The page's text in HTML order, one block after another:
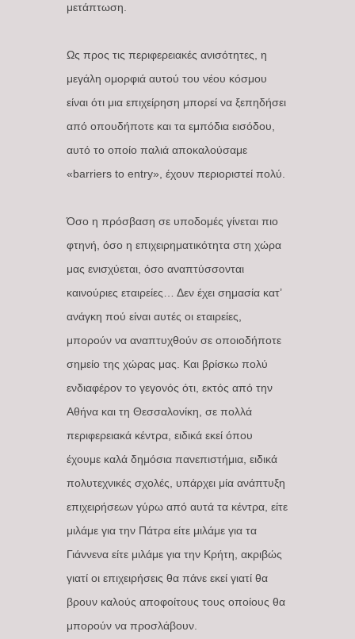
μετάπτωση.
Ως προς τις περιφερειακές ανισότητες, η
μεγάλη ομορφιά αυτού του νέου κόσμου
είναι ότι μια επιχείρηση μπορεί να ξεπηδήσει
από οπουδήποτε και τα εμπόδια εισόδου,
αυτό το οποίο παλιά αποκαλούσαμε
«barriers to entry», έχουν περιοριστεί πολύ.
Όσο η πρόσβαση σε υποδομές γίνεται πιο
φτηνή, όσο η επιχειρηματικότητα στη χώρα
μας ενισχύεται, όσο αναπτύσσονται
καινούριες εταιρείες… Δεν έχει σημασία κατ’
ανάγκη πού είναι αυτές οι εταιρείες,
μπορούν να αναπτυχθούν σε οποιοδήποτε
σημείο της χώρας μας. Και βρίσκω πολύ
ενδιαφέρον το γεγονός ότι, εκτός από την
Αθήνα και τη Θεσσαλονίκη, σε πολλά
περιφερειακά κέντρα, ειδικά εκεί όπου
έχουμε καλά δημόσια πανεπιστήμια, ειδικά
πολυτεχνικές σχολές, υπάρχει μία ανάπτυξη
επιχειρήσεων γύρω από αυτά τα κέντρα, είτε
μιλάμε για την Πάτρα είτε μιλάμε για τα
Γιάννενα είτε μιλάμε για την Κρήτη, ακριβώς
γιατί οι επιχειρήσεις θα πάνε εκεί γιατί θα
βρουν καλούς αποφοίτους τους οποίους θα
μπορούν να προσλάβουν.